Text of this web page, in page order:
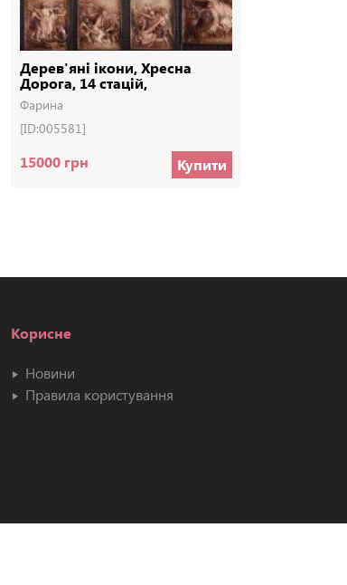
Дерев'яні ікони, Хресна
Дорога, 14 стацій,
Деревянные иконы
Фарина
[ID:005581]
15000 грн Купити
Корисне
Новини
Правила користування